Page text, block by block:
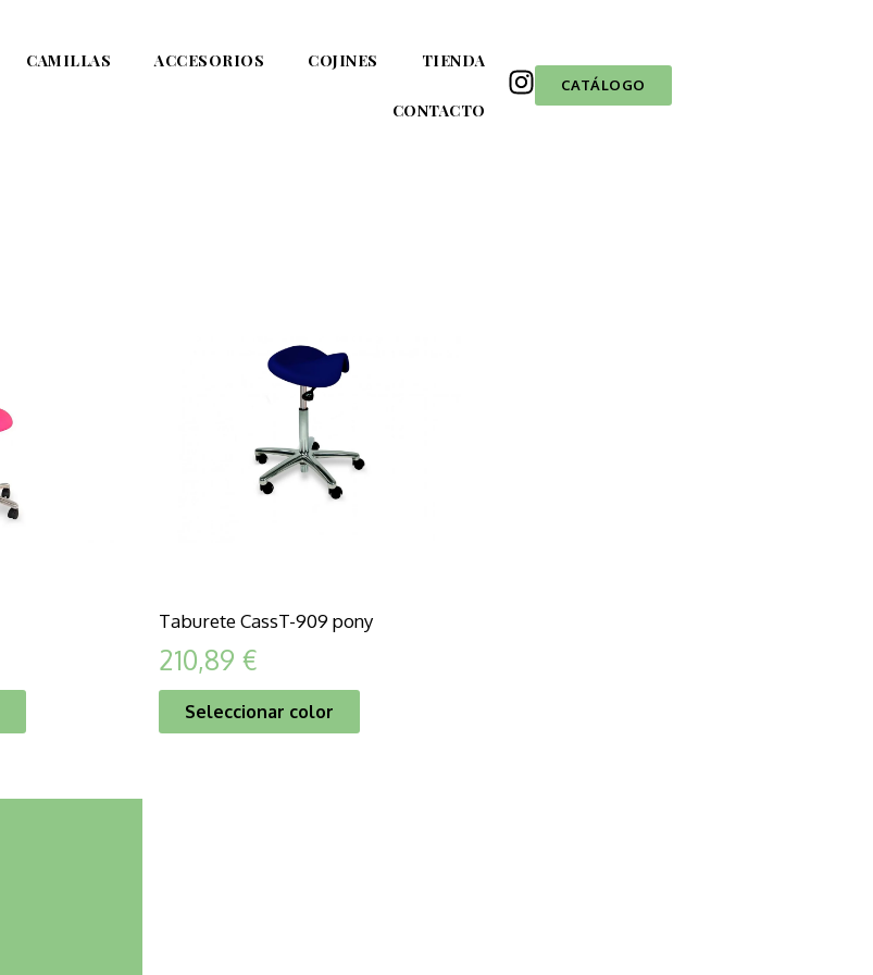
CAMILLAS ACCESORIOS COJINES TIENDA
CONTACTO
CATÁLOGO
Taburete CassT-909 pony
210,89 €
Seleccionar color